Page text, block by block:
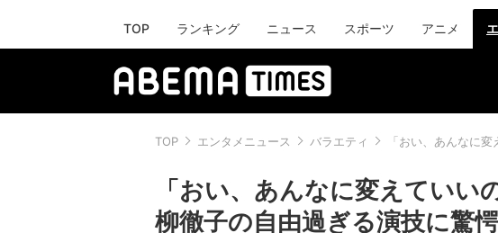
TOP ランキング ニュース スポーツ アニメ
TOP エンタメニュース バラエティ 「おい、あんなに
「おい、あんなに変えてい
柳徹子の自由過ぎる演技に驚